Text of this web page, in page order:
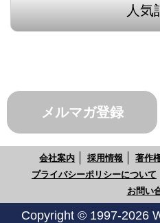
人気
メルマガ登録
会社案内 採用情報 著作
プライバシーポリシーについて
お問い
Copyright © 1997-2026